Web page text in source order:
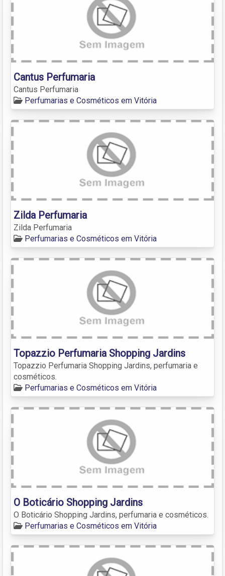
Cantus Perfumaria
Cantus Perfumaria
Perfumarias e Cosméticos em Vitória
Zilda Perfumaria
Zilda Perfumaria
Perfumarias e Cosméticos em Vitória
Topazzio Perfumaria Shopping Jardins
Topazzio Perfumaria Shopping Jardins, perfumaria e
cosméticos.
Perfumarias e Cosméticos em Vitória
O Boticário Shopping Jardins
O Boticário Shopping Jardins, perfumaria e cosméticos.
Perfumarias e Cosméticos em Vitória